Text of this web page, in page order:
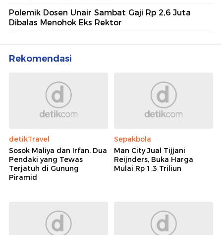
Polemik Dosen Unair Sambat Gaji Rp 2,6 Juta
Dibalas Menohok Eks Rektor
Rekomendasi
detikTravel
Sosok Maliya dan Irfan, Dua
Pendaki yang Tewas
Terjatuh di Gunung
Piramid
Sepakbola
Man City Jual Tijjani
Reijnders, Buka Harga
Mulai Rp 1,3 Triliun